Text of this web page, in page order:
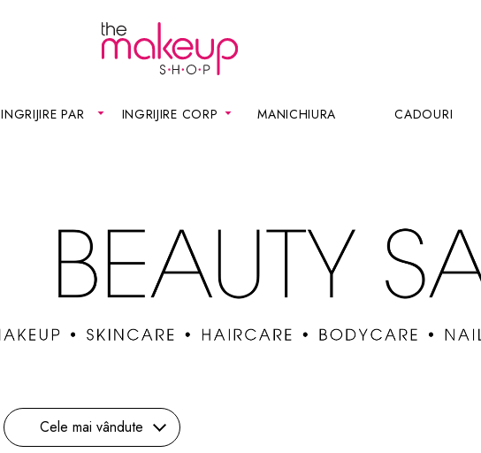
INGRIJIRE PAR INGRIJIRE CORP MANICHIURA CADOURI
Cele mai vândute